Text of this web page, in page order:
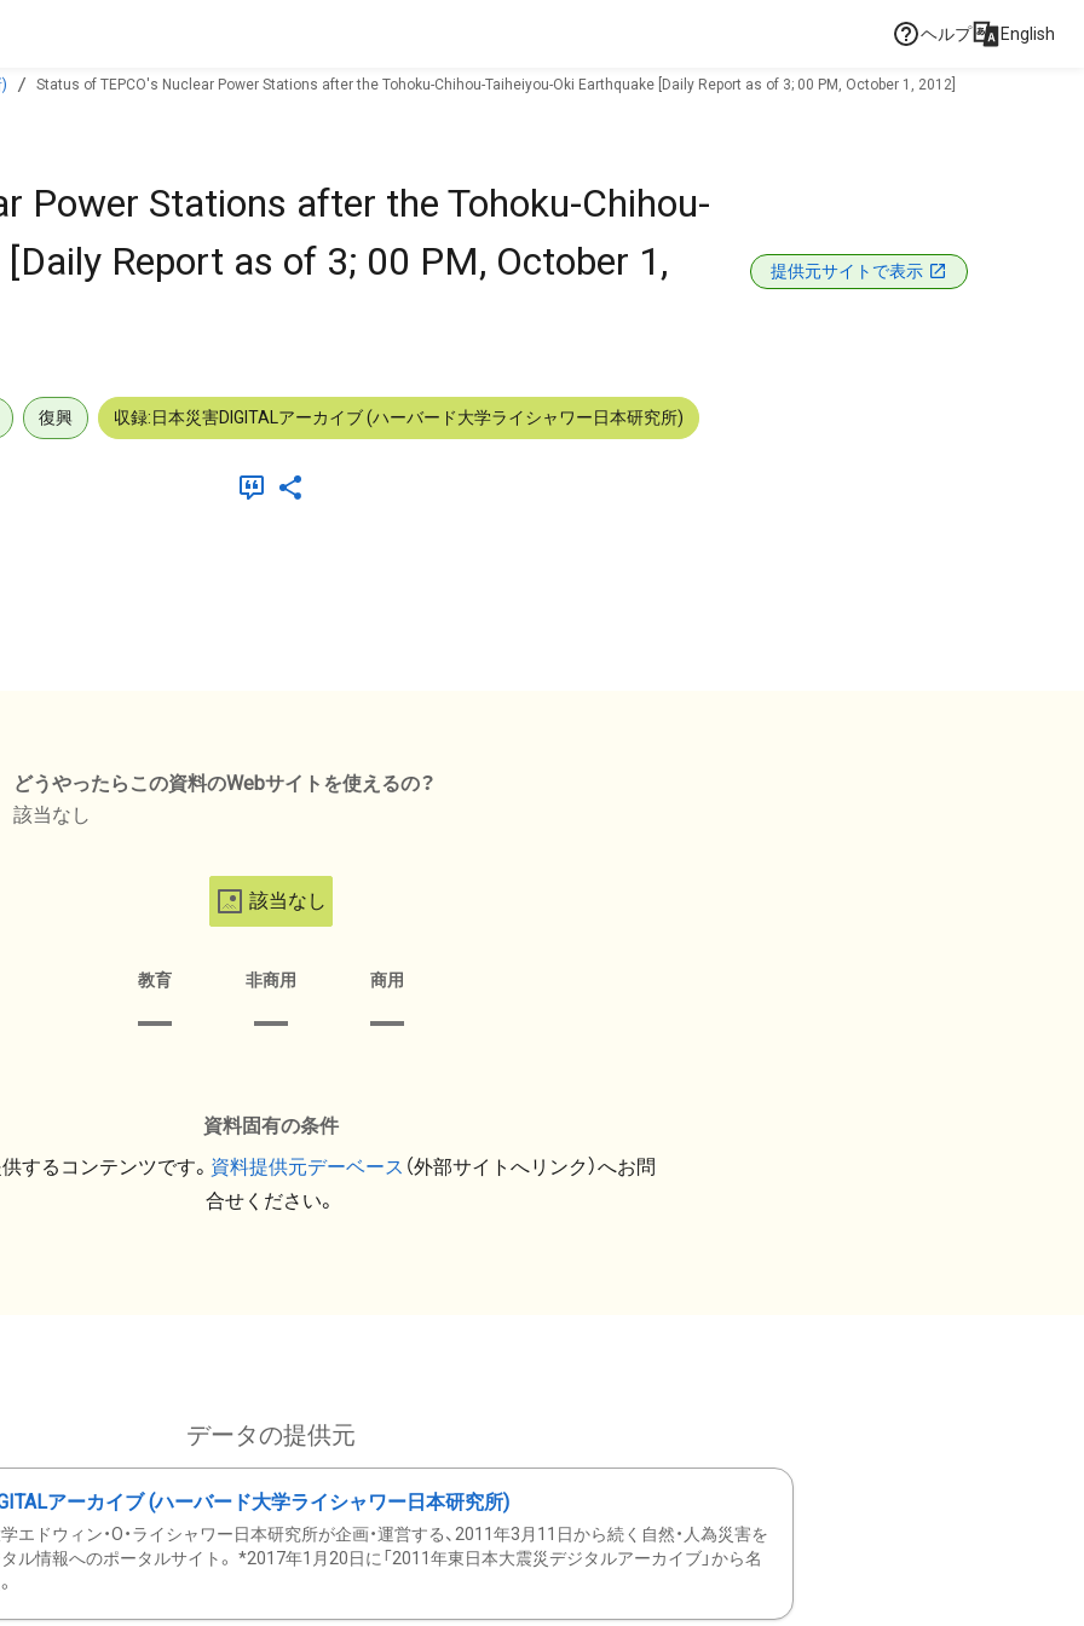
ヘルプ English
Status of TEPCO's Nuclear Power Stations after the Tohoku-Chihou-Taiheiyou-Oki Earthquake [Daily Report as of 3; 00 PM, October 1, 2012]
Power Stations after the Tohoku-Chihou-
Report as of 3; 00 PM, October 1,
提供元サイトで表示
復興 収録:日本災害DIGITALアーカイブ (ハーバード大学ライシャワー日本研究所)
どうやったらこの資料のWebサイトを使えるの？
該当なし
該当なし
教育 非商用 商用
資料固有の条件
するコンテンツです。 資料提供元デーベース （外部サイトへリンク）へお問
合せください。
データの提供元
アーカイブ (ハーバード大学ライシャワー日本研究所)
エドウィン・O・ライシャワー日本研究所が企画・運営する、2011年3月11日から続く自然・人為災害を
ル情報へのポータルサイト。 *2017年1月20日に「2011年東日本大震災デジタルアーカイブ」から名